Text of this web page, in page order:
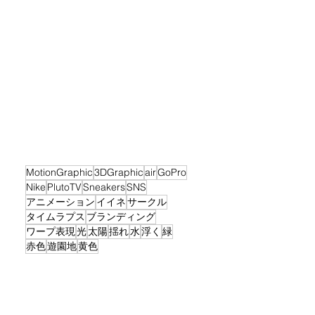
MotionGraphic3DGraphicairGoPro
Nike PlutoTVSneakersSNS
アニメーション イイネサークル
タイムラプス ブランディング
ワープ表現光太陽揺れ水浮く 緑
赤色遊園地黄色